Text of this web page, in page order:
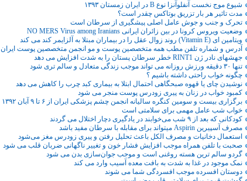
شیوع موج نخست آنفلوآنزا نوع B در ایران زمستان ۱۳۹۳
مدت تاثیر هر بار تزریق بوتاکس چقدر است؟
تحرک و جنب و جوش عامل اصلی پیشگیری از سرطان است
وضعیت ویروس کرونا در بین زائران ایرانی NO MERS Virus among Iranians
ویتامین ای (Vitamin E) روند زوال عقل را در بیماران مبتلا به آلزایمر کند می کند
آدرس و شماره تلفن مطب همه متخصصین پوست و مو انجمن متخصصین پوست ایران
جهشهای نادر ژن RINT1 خطر سرطان پستان را به شدت افزایش می دهد
تنها ۳۰ دقیقه ورزش روزانه می تواند موجب زندگی متعادل و سالم تری شود
چگونه خواب راحتی داشته باشیم ؟
نوشیدن چای یا قهوه صبحگاهی احتمال ابتلا به بیماری کبد چرب را کاهش می دهد
کمبود خواب در زنان به پیری زودرس پوست منجر می شود
برگزاری بیست و سومین کنگره سالیانه انجمن چشم پزشکی ایران از ۶ تا ۹ آبان ۱۳۹۲
خواب شب عامل مهمی برای سلامتی است
کودکانی که بعد از ۹ شب می‌خوابند در یادگیری دچار اختلال می گردند
مصرف آسپیرین Aspirin میتواند برای مقابله با سرطان مفید باشد
استعمال دخانیات و مصرف الکل باعث تحلیل رفتن و پیری زودرس مغز می‌شود
صحبت با تلفن همراه موجب افزایش فشار خون و تغییر ناگهانی ضربان قلب می شود
گردو سالم‌ ترین هسته روغنی است و موجب جوان‌سازی بدن می شود
نمک موجود در غذا به شدت به بافت معده آسیب وارد می کند
دوستان افسرده موجب افسردگی شما می شوند